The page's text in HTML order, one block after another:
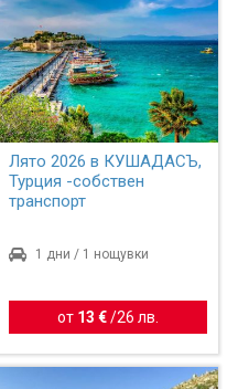
Лято 2026 в КУШАДАСЪ,
Турция -собствен
транспорт
1 дни / 1 нощувки
от 13 €/26 лв.